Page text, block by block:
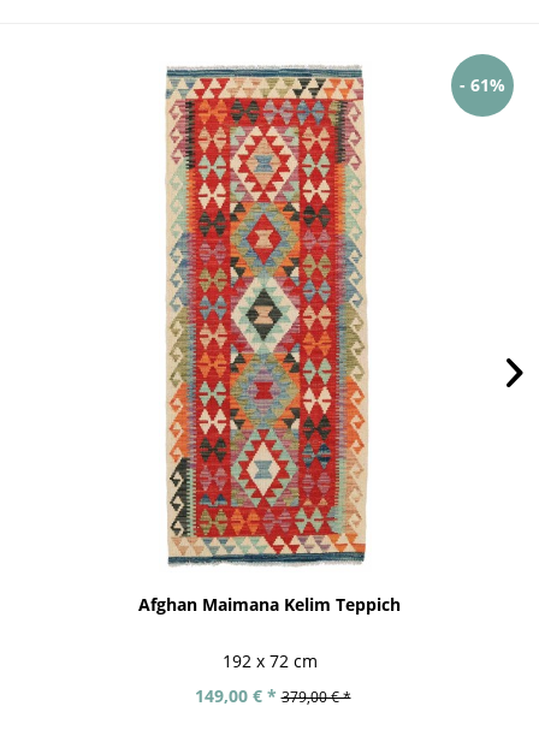
- 61%
Afghan Maimana Kelim Teppich
192 x 72 cm
149,00 € * 379,00 € *